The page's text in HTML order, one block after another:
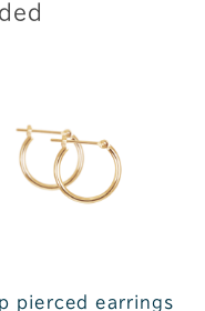
pierced earrings